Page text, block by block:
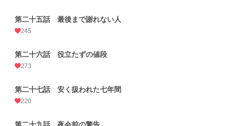
第二十五話 最後まで謝れない人
245
第二十六話 役立たずの値段
273
第二十七話 安く扱われた七年間
220